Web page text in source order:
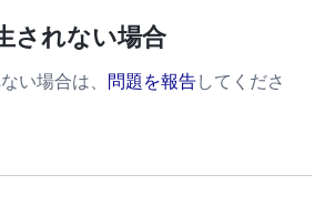
されない場合
い場合は、 問題を報告してくださ